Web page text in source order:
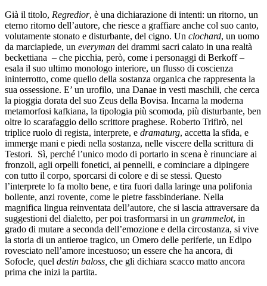
Già il titolo, Regredior, è una dichiarazione di intenti: un ritorno, un
eterno ritorno dell’autore, che riesce a graffiare anche col suo canto,
volutamente stonato e disturbante, del cigno. Un clochard, un uomo
da marciapiede, un everyman dei drammi sacri calato in una realtà
beckettiana – che picchia, però, come i personaggi di Berkoff –
esala il suo ultimo monologo interiore, un flusso di coscienza
ininterrotto, come quello della sostanza organica che rappresenta la
sua ossessione. E’ un urofilo, una Danae in vesti maschili, che cerca
la pioggia dorata del suo Zeus della Bovisa. Incarna la moderna
metamorfosi kafkiana, la tipologia più scomoda, più disturbante, ben
oltre lo scarafaggio dello scrittore praghese. Roberto Trifirò, nel
triplice ruolo di regista, interprete, e dramaturg, accetta la sfida, e
immerge mani e piedi nella sostanza, nelle viscere della scrittura di
Testori. Sì, perché l’unico modo di portarlo in scena è rinunciare ai
fronzoli, agli orpelli fonetici, ai pennelli, e cominciare a dipingere
con tutto il corpo, sporcarsi di colore e di se stessi. Questo
l’interprete lo fa molto bene, e tira fuori dalla laringe una polifonia
bollente, anzi rovente, come le pietre fassbinderiane. Nella
magnifica lingua reinventata dell’autore, che si lascia attraversare da
suggestioni del dialetto, per poi trasformarsi in un grammelot, in
grado di mutare a seconda dell’emozione e della circostanza, si vive
la storia di un antieroe tragico, un Omero delle periferie, un Edipo
rovesciato nell’amore incestuoso; un essere che ha ancora, di
Sofocle, quel destin baloss, che gli dichiara scacco matto ancora
prima che inizi la partita.